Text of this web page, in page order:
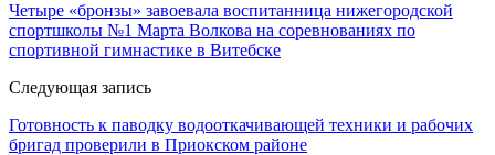
Четыре «бронзы» завоевала воспитанница нижегородской
спортшколы №1 Марта Волкова на соревнованиях по
спортивной гимнастике в Витебске
Следующая запись
Готовность к паводку водооткачивающей техники и рабочих
бригад проверили в Приокском районе